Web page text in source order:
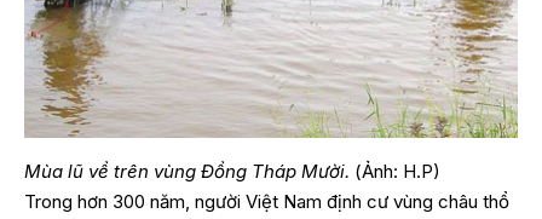
Mùa lũ về trên vùng Đồng Tháp Mười. (Ảnh: H.P)
Trong hơn 300 năm, người Việt Nam định cư vùng châu thổ